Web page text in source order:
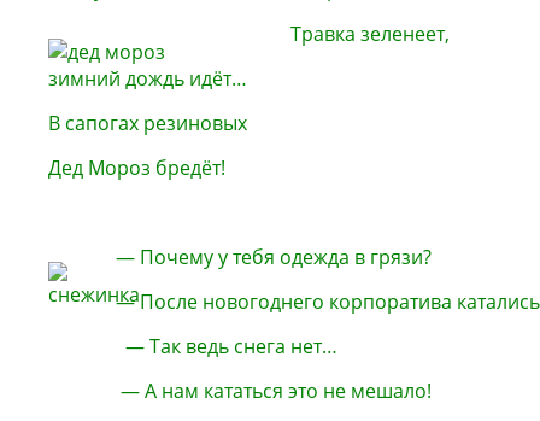
Травка зеленеет,
зимний дождь идёт…
В сапогах резиновых
Дед Мороз бредёт!
— Почему у тебя одежда в грязи?
— После новогоднего корпоратива
— Так ведь снега нет…
— А нам кататься это не мешало!